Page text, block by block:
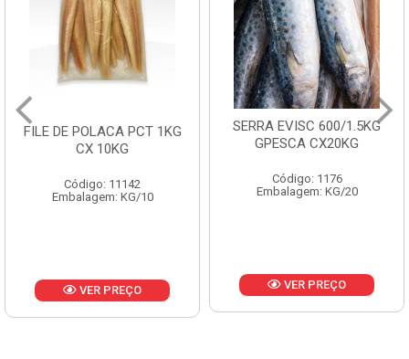
FILE DE POLACA PCT 1KG
CX 10KG
Código: 11142
Embalagem: KG/10
VER PREÇO
SERRA EVISC 600/1.5KG
GPESCA CX20KG
Código: 1176
Embalagem: KG/20
VER PREÇO